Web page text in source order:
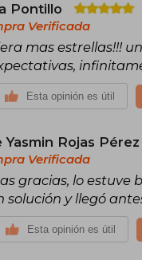
Pontillo
Verificada
mas estrellas!!!
Esta opinión es útil
Yasmin Rojas Pérez
Verificada
gracias, lo estuve
solución y llegó
Esta opinión es útil